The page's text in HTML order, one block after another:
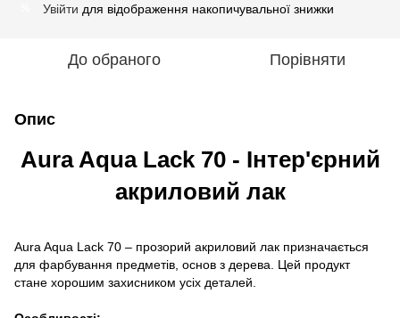
Увійти для відображення накопичувальної знижки
До обраного Порівняти
Опис
Aura Aqua Lack 70 - Інтер'єрний
акриловий лак
Aura Aqua Lack 70 – прозорий акриловий лак призначається
для фарбування предметів, основ з дерева. Цей продукт
стане хорошим захисником усіх деталей.